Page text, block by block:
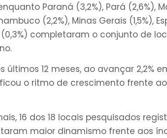
Paraná (3,2%), Pará (2,6%),
(2,2%), Minas Gerais (1,5%),
(0,3%) completaram o conjunto de
últimos 12 meses, ao avançar 2,2%
o ritmo de crescimento frente
16 dos 18 locais pesquisados
maior dinamismo frente aos